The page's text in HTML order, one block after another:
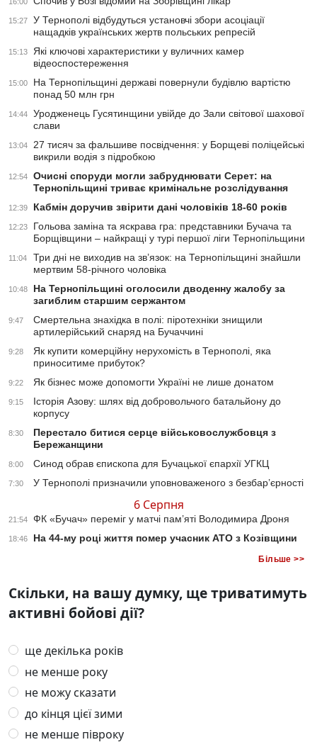
15:27
У Тернополі відбудуться установчі збори асоціації
нащадків українських жертв польських репресій
15:13
Які ключові характеристики у вуличних камер
відеоспостереження
15:00
На Тернопільщині державі повернули будівлю вартістю
понад 50 млн грн
14:44
Уродженець Гусятинщини увійде до Зали світової шахової
слави
13:04
27 тисяч за фальшиве посвідчення: у Борщеві поліцейські
викрили водія з підробкою
12:54
Очисні споруди могли забруднювати Серет: на
Тернопільщині триває кримінальне розслідування
12:39 Кабмін доручив звірити дані чоловіків 18-60 років
12:23
Гольова заміна та яскрава гра: представники Бучача та
Борщівщини – найкращі у турі першої ліги Тернопільщини
11:04
Три дні не виходив на зв’язок: на Тернопільщині знайшли
мертвим 58-річного чоловіка
10:48
На Тернопільщині оголосили дводенну жалобу за
загиблим старшим сержантом
9:47
Смертельна знахідка в полі: піротехніки знищили
артилерійський снаряд на Бучаччині
9:28
Як купити комерційну нерухомість в Тернополі, яка
приноситиме прибуток?
9:22 Як бізнес може допомогти Україні не лише донатом
9:15
Історія Азову: шлях від добровольчого батальйону до
корпусу
8:30
Перестало битися серце військовослужбовця з
Бережанщини
8:00 Синод обрав єпископа для Бучацької єпархії УГКЦ
7:30 У Тернополі призначили уповноваженого з безбар’єрності
6 Серпня
21:54 ФК «Бучач» переміг у матчі пам’яті Володимира Дроня
18:46 На 44-му році життя помер учасник АТО з Козівщини
Більше >>
Скільки, на вашу думку, ще триватимуть
активні бойові дії?
ще декілька років
не менше року
не можу сказати
до кінця цієї зими
не менше півроку